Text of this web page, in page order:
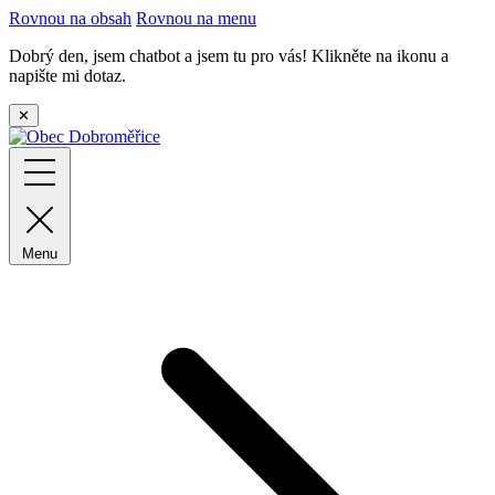
Rovnou na obsah Rovnou na menu
Dobrý den, jsem chatbot a jsem tu pro vás! Klikněte na ikonu a
napište mi dotaz.
✕
Menu